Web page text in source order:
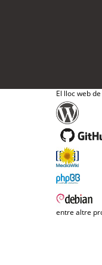
El lloc web
entre altre